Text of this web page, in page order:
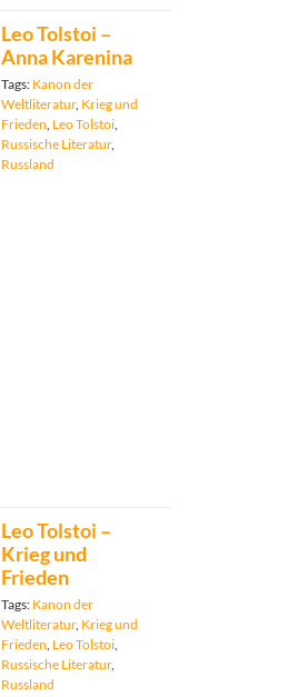
Leo Tolstoi –
Anna Karenina
Tags: Kanon der
Weltliteratur, Krieg und
Frieden Leo Tolstoi
Russische Literatur,
Russland
Leo Tolstoi –
Krieg und
Frieden
Tags: Kanon der
Weltliteratur, Krieg und
Frieden, Leo Tolstoi,
Russische Literatur,
Russland